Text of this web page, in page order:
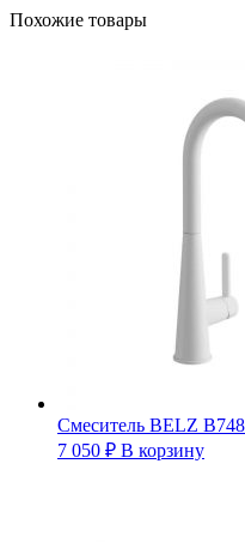
Похожие товары
Смеситель BELZ
7 050 ₽ В корзину